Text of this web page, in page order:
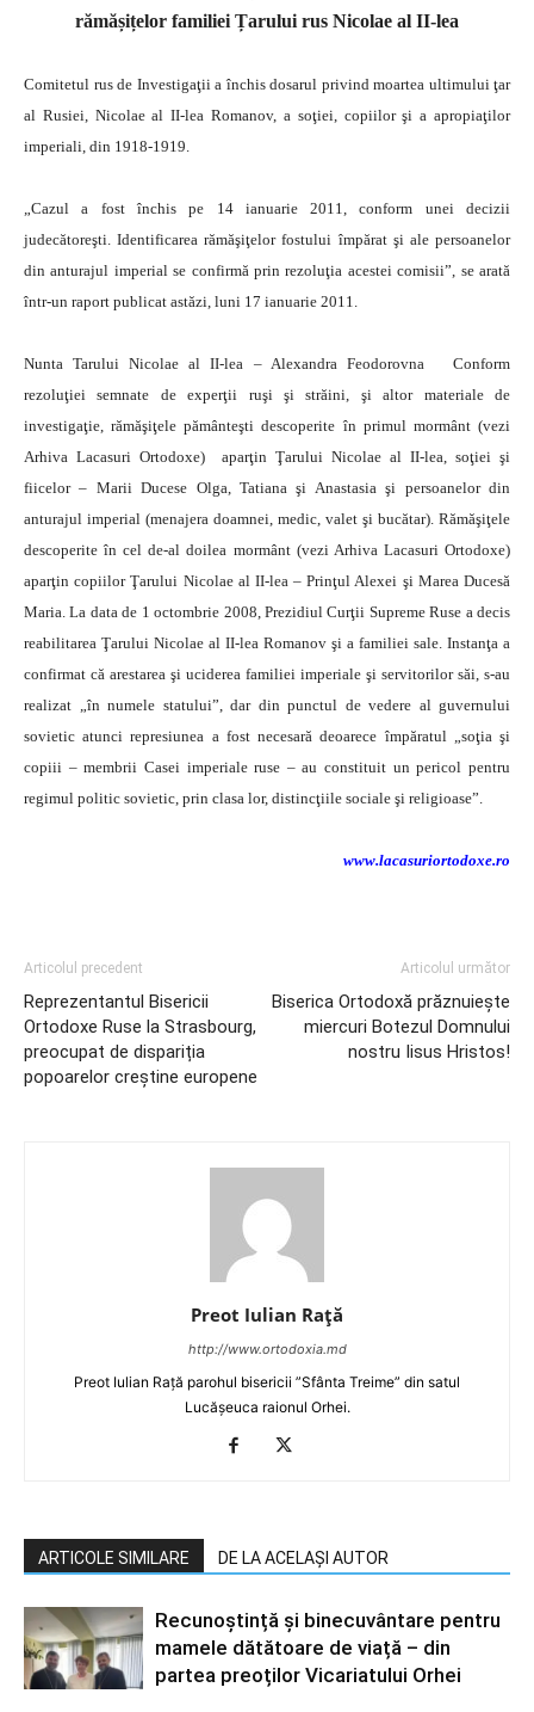
rămășițelor familiei Țarului rus Nicolae al II-lea
Comitetul rus de Investigaţii a închis dosarul privind moartea ultimului ţar
al Rusiei, Nicolae al II-lea Romanov, a soţiei, copiilor şi a apropiaţilor
imperiali, din 1918-1919.
„Cazul a fost închis pe 14 ianuarie 2011, conform unei decizii
judecătoreşti. Identificarea rămăşiţelor fostului împărat şi ale persoanelor
din anturajul imperial se confirmă prin rezoluţia acestei comisii”, se arată
într-un raport publicat astăzi, luni 17 ianuarie 2011.
Nunta Tarului Nicolae al II-lea – Alexandra Feodorovna Conform
rezoluţiei semnate de experţii ruşi şi străini, şi altor materiale de
investigaţie, rămăşiţele pământeşti descoperite în primul mormânt (vezi
Arhiva Lacasuri Ortodoxe) aparţin Ţarului Nicolae al II-lea, soţiei şi
fiicelor – Marii Ducese Olga, Tatiana şi Anastasia şi persoanelor din
anturajul imperial (menajera doamnei, medic, valet şi bucătar). Rămăşiţele
descoperite în cel de-al doilea mormânt (vezi Arhiva Lacasuri Ortodoxe)
aparţin copiilor Ţarului Nicolae al II-lea – Prinţul Alexei şi Marea Ducesă
Maria. La data de 1 octombrie 2008, Prezidiul Curţii Supreme Ruse a decis
reabilitarea Ţarului Nicolae al II-lea Romanov şi a familiei sale. Instanţa a
confirmat că arestarea şi uciderea familiei imperiale şi servitorilor săi, s-au
realizat „în numele statului”, dar din punctul de vedere al guvernului
sovietic atunci represiunea a fost necesară deoarece împăratul „soţia şi
copiii – membrii Casei imperiale ruse – au constituit un pericol pentru
regimul politic sovietic, prin clasa lor, distincţiile sociale şi religioase”.
www.lacasuriortodoxe.ro
Articolul precedent
Reprezentantul Bisericii
Ortodoxe Ruse la Strasbourg,
preocupat de dispariția
popoarelor creștine europene
Articolul următor
Biserica Ortodoxă prăznuieşte
miercuri Botezul Domnului
nostru Iisus Hristos!
Preot Iulian Raţă
http://www.ortodoxia.md
Preot Iulian Rață parohul bisericii ”Sfânta Treime” din satul
Lucășeuca raionul Orhei.
ARTICOLE SIMILARE DE LA ACELAȘI AUTOR
Recunoștință și binecuvântare pentru
mamele dătătoare de viață – din
partea preoților Vicariatului Orhei